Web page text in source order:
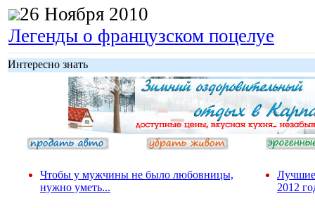
26 Ноября 2010
Легенды о французском поцелуе
Интересно знать
Чтобы у мужчины не было любовницы,
нужно уметь...
Лучшие
2012